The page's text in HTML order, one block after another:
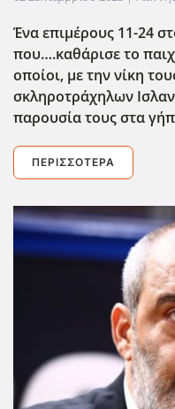
Ένα επιμέρους 11-24
που….καθάρισε το
οποίοι, με την νίκη
σκληροτράχηλων
παρουσία τους στα
ΠΕΡΙΣΣΌΤΕΡΑ